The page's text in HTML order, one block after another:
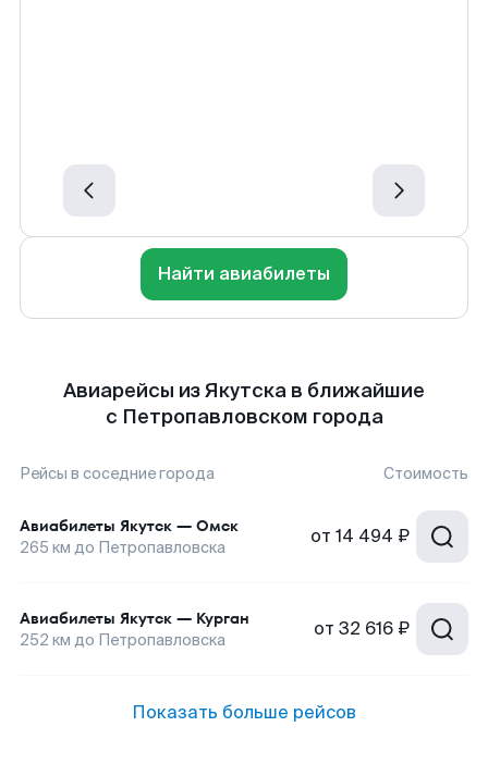
Найти авиабилеты
Авиарейсы из Якутска в ближайшие
с Петропавловском города
Рейсы в соседние города Стоимость
Авиабилеты Якутск — Омск
265 км до Петропавловска от 14 494 ₽
Авиабилеты Якутск — Курган
252 км до Петропавловска от 32 616 ₽
Показать больше рейсов